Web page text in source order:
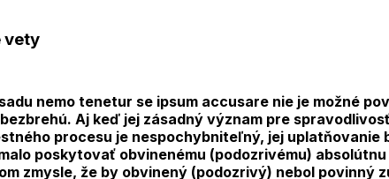
vety
nemo tenetur se ipsum accusare nie je možné
Aj keď jej zásadný význam pre
procesu je nespochybniteľný, jej uplatňovanie
poskytovať obvinenému (podozrivému)
zmysle, že by obvinený (podozrivý) nebol povinný